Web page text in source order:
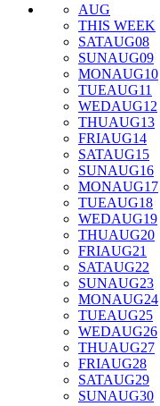
AUG
THIS WEEK
SATAUG08
SUNAUG09
MONAUG10
TUEAUG11
WEDAUG12
THUAUG13
FRIAUG14
SATAUG15
SUNAUG16
MONAUG17
TUEAUG18
WEDAUG19
THUAUG20
FRIAUG21
SATAUG22
SUNAUG23
MONAUG24
TUEAUG25
WEDAUG26
THUAUG27
FRIAUG28
SATAUG29
SUNAUG30